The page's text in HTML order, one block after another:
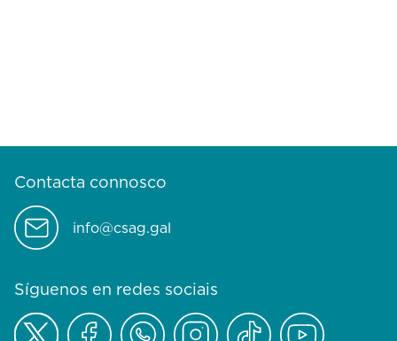
Contacta connosco
info@csag.gal
Síguenos en redes sociais